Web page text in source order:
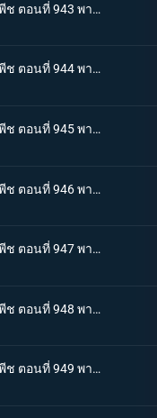
One piece วันพีช ตอนที่ 943 พากย์ไทย การตัดสินใจของลูฟี่ ทลายการแข่งซูโม่นรก!
One piece วันพีช ตอนที่ 944 พากย์ไทย การมาของพายุ! บิ๊กมัมอาละวาด!
One piece วันพีช ตอนที่ 945 พากย์ไทย ความแค้นถั่วแดงต้ม ลูฟี่เข้าตาจน
One piece วันพีช ตอนที่ 946 พากย์ไทย หยุดยั้งสี่จักรพรรดิ! แผนการลับของควีน
One piece วันพีช ตอนที่ 947 พากย์ไทย อาวุธทรงอานุภาพ! กระสุนโรคระบาดที่เล็งไปที่ลูฟี่
One piece วันพีช ตอนที่ 948 พากย์ไทย เปิดฉากโต้กลับ! ลูฟี่และเหล่าซามูไรฝักดาบแดง!
One piece วันพีช ตอนที่ 949 พากย์ไทย มาเพื่อชนะ! เสียงร้องที่สิ้นหวังของลูฟี่